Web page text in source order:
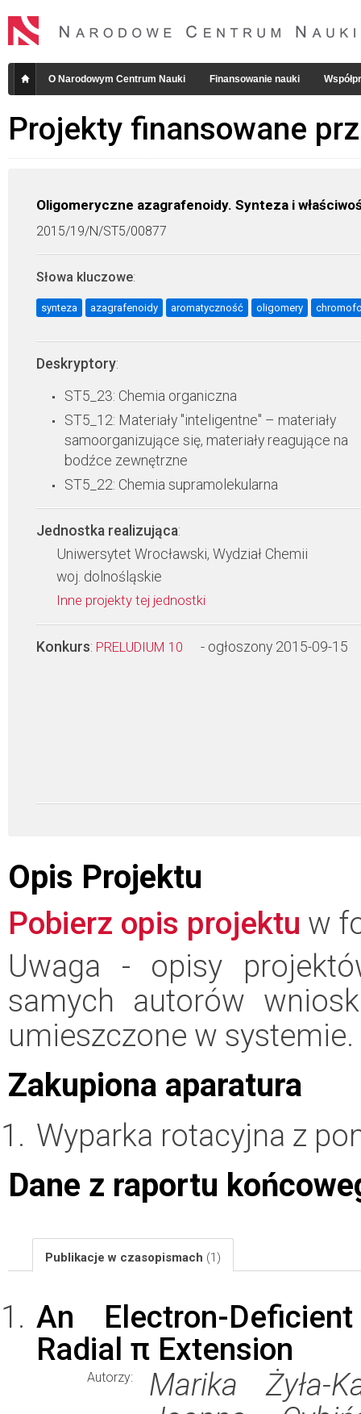
O Narodowym Centrum Nauki Finansowanie nauki
Projekty finansowane
Oligomeryczne azagrafenoidy. Synteza i
2015/19/N/ST5/00877
Słowa kluczowe:
synteza azagrafenoidy aromatyczność oligomery
Deskryptory:
ST5_23: Chemia organiczna
ST5_12: Materiały "inteligentne" – materiały
samoorganizujące się, materiały reagujące na
bodźce zewnętrzne
ST5_22: Chemia supramolekularna
Jednostka realizująca:
Uniwersytet Wrocławski, Wydział Chemii
woj. dolnośląskie
Inne projekty tej jednostki
Konkurs: PRELUDIUM 10 - ogłoszony 2015-09-15
Opis Projektu
Pobierz opis projektu w
Uwaga - opisy
samych autorów
umieszczone w systemie.
Zakupiona aparatura
Wyparka rotacyjna z
Dane z raportu
Publikacje w czasopismach (1)
An Electron-
Radial π Extension
Autorzy:
Marika Żyła-